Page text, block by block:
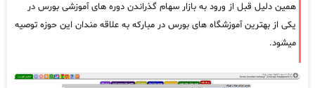
همین دلیل قبل از ورود به بازار سهام گذراندن دوره های آموزشی بورس در
یکی از بهترین آموزشگاه های بورس در مبارکه به علاقه مندان این حوزه توصیه
میشود.